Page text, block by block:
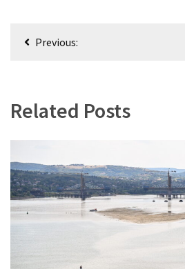
Кретање
Previous:
Related Posts